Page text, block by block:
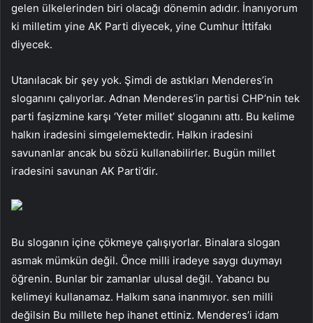
gelen ülkelerinden biri olacağı dönemin adıdır. İnanıyorum
ki milletim yine AK Parti diyecek, yine Cumhur İttifakı
diyecek.
Utanılacak bir şey yok. Şimdi de astıkları Menderes’in
sloganını çalıyorlar. Adnan Menderes’in partisi CHP’nin tek
parti faşizmine karşı ‘Yeter millet’ sloganını attı. Bu kelime
halkın iradesini simgelemektedir. Halkın iradesini
savunanlar ancak bu sözü kullanabilirler. Bugün millet
iradesini savunan AK Parti’dir.
Bu sloganın içine çökmeye çalışıyorlar. Binalara slogan
asmak mümkün değil. Önce milli iradeye saygı duymayı
öğrenin. Bunlar bir zamanlar ulusal değil. Yabancı bu
kelimeyi kullanamaz. Halkım sana inanmıyor. sen milli
değilsin Bu millete hep ihanet ettiniz. Menderes’i idam